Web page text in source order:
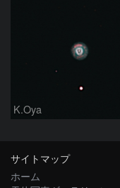
K.Oya
サイトマップ
ホーム